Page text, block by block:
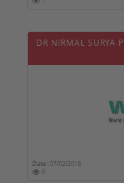
DR NIRMAL SURYA
Date :07/02/2018
0